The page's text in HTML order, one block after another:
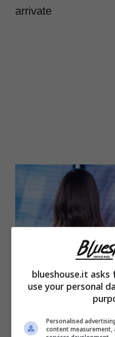
arrivate
Ilary Blasi e Silvia Toffanin a
Chi ha seguito tutta la
blueshouse.it
use your personal
Personalised
content measurement,